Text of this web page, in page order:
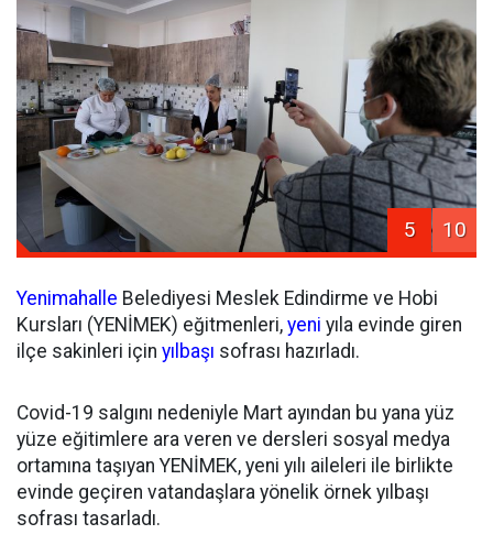
5 10
Yenimahalle Belediyesi Meslek Edindirme ve Hobi
Kursları (YENİMEK) eğitmenleri, yeni yıla evinde giren
ilçe sakinleri için yılbaşı sofrası hazırladı.
Covid-19 salgını nedeniyle Mart ayından bu yana yüz
yüze eğitimlere ara veren ve dersleri sosyal medya
ortamına taşıyan YENİMEK, yeni yılı aileleri ile birlikte
evinde geçiren vatandaşlara yönelik örnek yılbaşı
sofrası tasarladı.